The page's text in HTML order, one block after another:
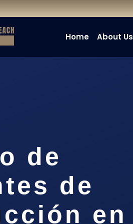
Home About Us
de
de
en